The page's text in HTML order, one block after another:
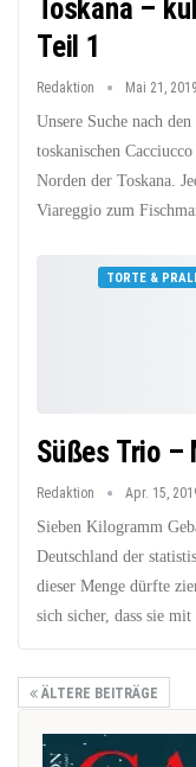
Toskana –
Teil 1
Redaktion Mai 21, 2019
Unsere Suche nach
toskanischen
Norden der Toskana.
Viareggio zum
TORTE &
Süßes Trio –
Redaktion Apr. 15,
Sieben Kilogramm
Deutschland der
dieser Menge dürfte
sich sicher, dass sie
ÄLTERE BEITRÄGE